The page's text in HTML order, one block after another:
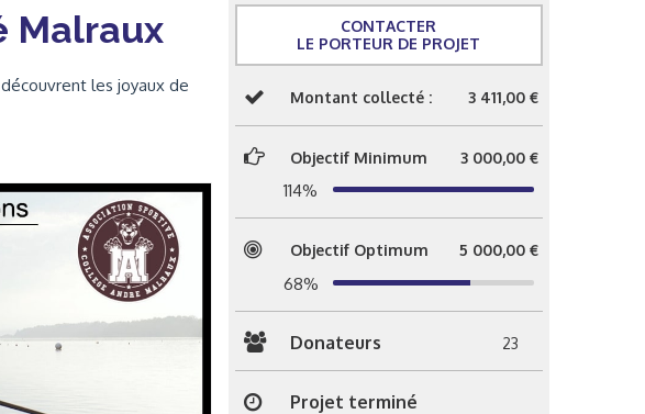
Malraux
les joyaux de
CONTACTER
LE PORTEUR DE PROJET
Montant collecté : 3 411,00 €
Objectif Minimum 3 000,00 €
114%
Objectif Optimum 5 000,00 €
68%
Donateurs 23
Projet terminé